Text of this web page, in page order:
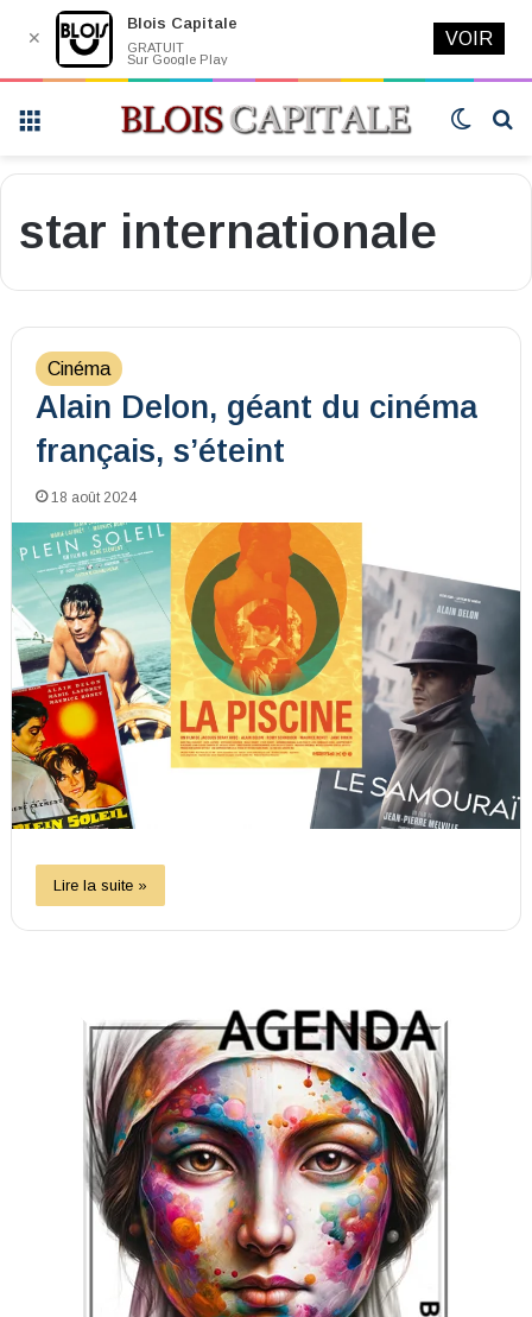
Switch
star internationale
Cinéma
Alain Delon, géant du cinéma
français, s’éteint
18 août 2024
Lire la suite »
✕
Blois Capitale
GRATUIT
Sur Google Play
VOIR